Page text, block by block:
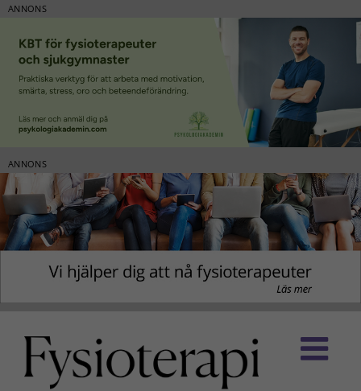
ANNONS
ANNONS
innehållet